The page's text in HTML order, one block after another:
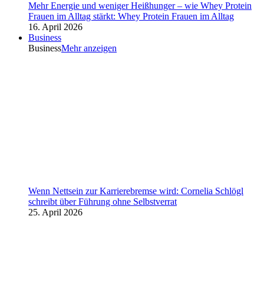
Mehr Energie und weniger Heißhunger – wie Whey Protein
Frauen im Alltag stärkt: Whey Protein Frauen im Alltag
16. April 2026
Business
BusinessMehr anzeigen
Wenn Nettsein zur Karrierebremse wird: Cornelia Schlögl
schreibt über Führung ohne Selbstverrat
25. April 2026